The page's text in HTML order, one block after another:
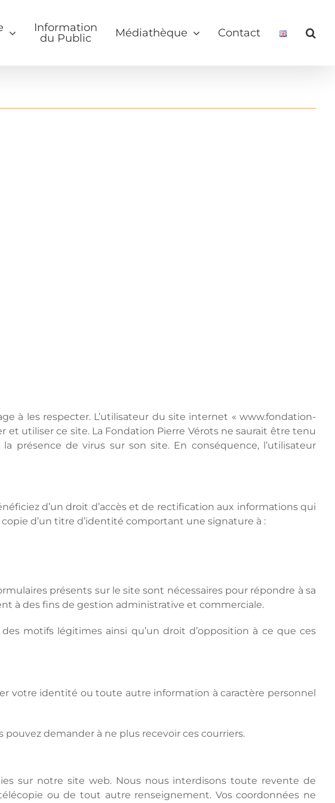
Information
du Public
Médiathèque Contact
à les respecter. L’utilisateur du site internet « www.fondation-
utiliser ce site. La Fondation Pierre Vérots ne saurait être tenu
présence de virus sur son site. En conséquence, l’utilisateur
d’un droit d’accès et de rectification aux informations qui
d’un titre d’identité comportant une signature à :
présents sur le site sont nécessaires pour répondre à sa
à des fins de gestion administrative et commerciale.
motifs légitimes ainsi qu’un droit d’opposition à ce que ces
votre identité ou toute autre information à caractère personnel
demander à ne plus recevoir ces courriers.
sur notre site web. Nous nous interdisons toute revente de
télécopie ou de tout autre renseignement. Vos coordonnées ne